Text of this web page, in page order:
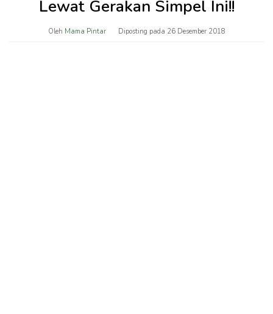
Lewat Gerakan Simpel Ini!!
Oleh Mama Pintar Diposting pada 26 Desember 2018